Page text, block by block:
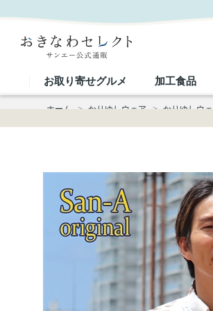
お取り寄せグルメ 加工食品
ホーム > かりゆしウェア > かりゆしウ